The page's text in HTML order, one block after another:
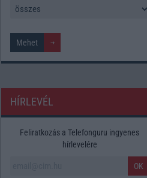
HÍRLEVÉL
Feliratkozás a Telefonguru ingyenes
hírlevelére
OK